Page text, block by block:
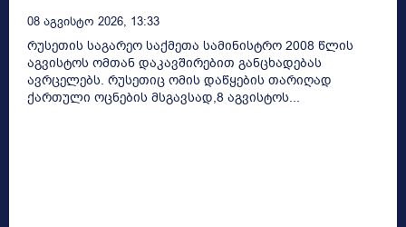
08 Აგვისტო 2026, 13:33
რუსეთის საგარეო საქმეთა სამინისტრო 2008 წლის
აგვისტოს ომთან დაკავშირებით განცხადებას
ავრცელებს. რუსეთიც ომის დაწყების თარიღად
ქართული ოცნების მსგავსად,8 აგვისტოს...